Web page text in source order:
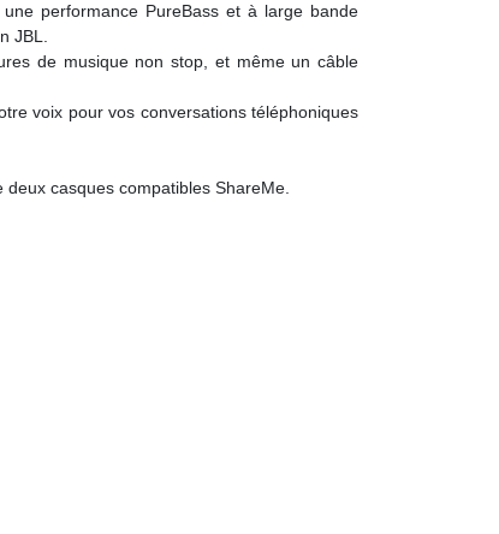
performance PureBass et à large bande
JBL.
de musique non stop, et même un câble
voix pour vos conversations téléphoniques
casques compatibles ShareMe.